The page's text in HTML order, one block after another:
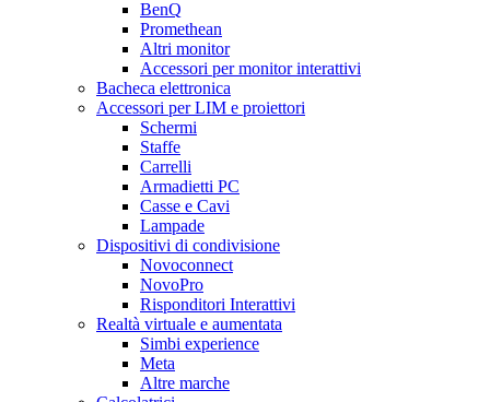
BenQ
Promethean
Altri monitor
Accessori per monitor interattivi
Bacheca elettronica
Accessori per LIM e proiettori
Schermi
Staffe
Carrelli
Armadietti PC
Casse e Cavi
Lampade
Dispositivi di condivisione
Novoconnect
NovoPro
Risponditori Interattivi
Realtà virtuale e aumentata
Simbi experience
Meta
Altre marche